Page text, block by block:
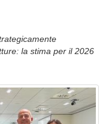
la stima per il 2026